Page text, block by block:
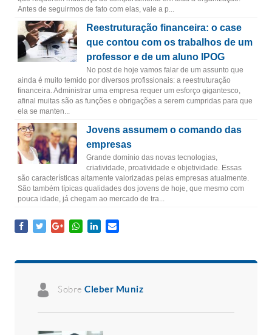
Antes de seguirmos de fato com elas, vale a p...
Reestruturação financeira: o case
que contou com os trabalhos de um
professor e de um aluno IPOG
No post de hoje vamos falar de um assunto que
ainda é muito temido por diversos profissionais: a reestruturação
financeira. Administrar uma empresa requer um esforço gigantesco,
afinal muitas são as funções e obrigações a serem cumpridas para que
ela se manten...
Jovens assumem o comando das
empresas
Grande domínio das novas tecnologias,
criatividade, proatividade e objetividade. Essas
são características altamente valorizadas pelas empresas atualmente.
São também típicas qualidades dos jovens de hoje, que mesmo com
pouca idade, já chegam ao mercado de tra...
Sobre Cleber Muniz